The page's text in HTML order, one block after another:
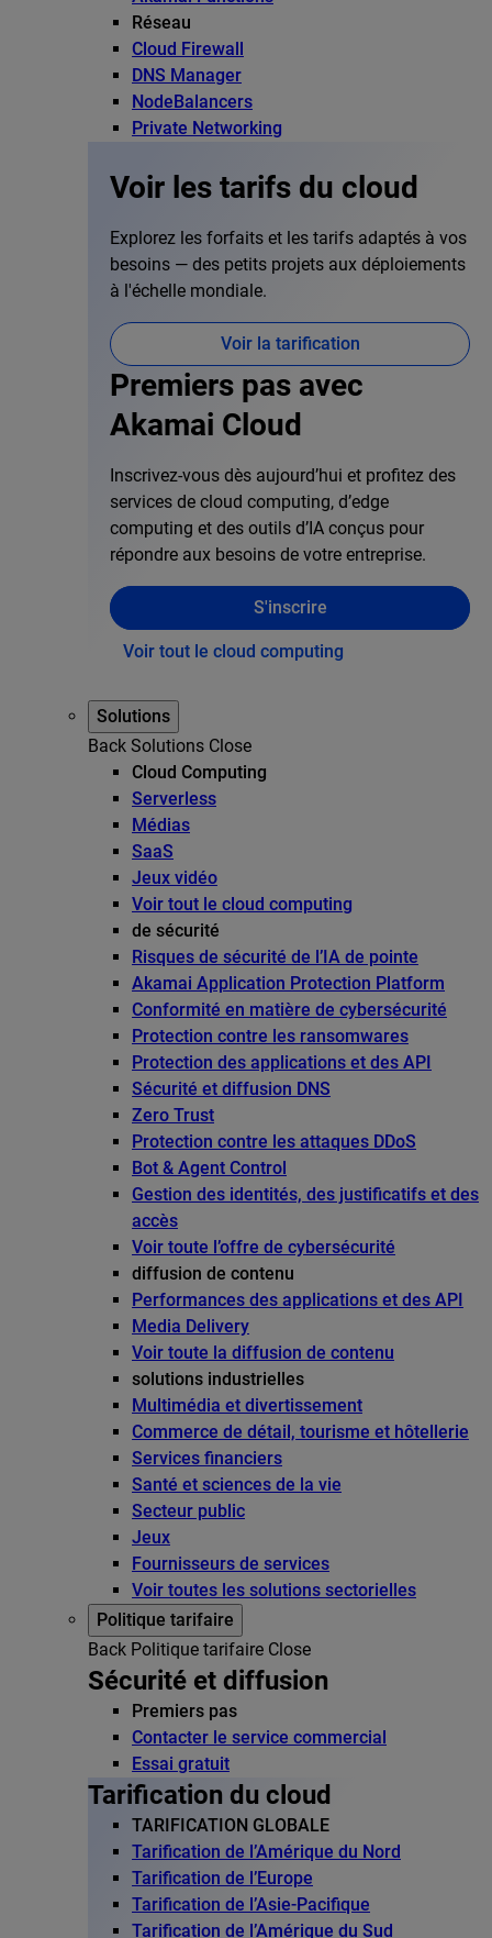
Réseau
Cloud Firewall
DNS Manager
NodeBalancers
Private Networking
Voir les tarifs du cloud
Explorez les forfaits et les tarifs adaptés à vos
besoins — des petits projets aux déploiements
à l'échelle mondiale.
Voir la tarification
Premiers pas avec
Akamai Cloud
Inscrivez-vous dès aujourd’hui et profitez des
services de cloud computing, d’edge
computing et des outils d’IA conçus pour
répondre aux besoins de votre entreprise.
S'inscrire
Voir tout le cloud computing
Solutions
Back Solutions Close
Cloud Computing
Serverless
Médias
SaaS
Jeux vidéo
Voir tout le cloud computing
de sécurité
Risques de sécurité de l’IA de pointe
Akamai Application Protection Platform
Conformité en matière de cybersécurité
Protection contre les ransomwares
Protection des applications et des API
Sécurité et diffusion DNS
Zero Trust
Protection contre les attaques DDoS
Bot & Agent Control
Gestion des identités, des justificatifs et des
accès
Voir toute l’offre de cybersécurité
diffusion de contenu
Performances des applications et des API
Media Delivery
Voir toute la diffusion de contenu
solutions industrielles
Multimédia et divertissement
Commerce de détail, tourisme et hôtellerie
Services financiers
Santé et sciences de la vie
Secteur public
Jeux
Fournisseurs de services
Voir toutes les solutions sectorielles
Politique tarifaire
Back Politique tarifaire Close
Sécurité et diffusion
Premiers pas
Contacter le service commercial
Essai gratuit
Tarification du cloud
TARIFICATION GLOBALE
Tarification de l’Amérique du Nord
Tarification de l’Europe
Tarification de l’Asie-Pacifique
Tarification de l’Amérique du Sud